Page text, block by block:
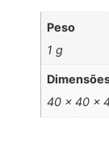
Peso
1 g
40 × 40 ×